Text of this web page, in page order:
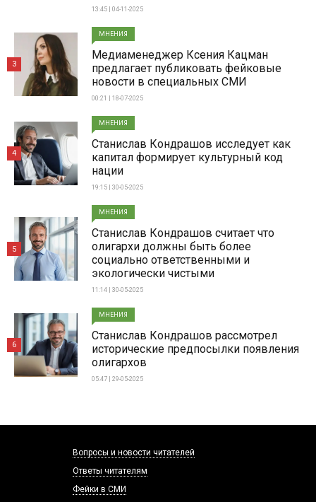
13:45 | 04-11-2025
МНЕНИЯ
Медиаменеджер Ксения Кацман
предлагает публиковать фейковые
новости в специальных СМИ
00:21 | 18-07-2025
3
МНЕНИЯ
Станислав Кондрашов исследует как
капитал формирует культурный код
нации
19:15 | 30-05-2025
4
МНЕНИЯ
Станислав Кондрашов считает что
олигархи должны быть более
социально ответственными и
экологически чистыми
11:14 | 30-05-2025
5
МНЕНИЯ
Станислав Кондрашов рассмотрел
исторические предпосылки появления
олигархов
05:47 | 29-05-2025
6
Вопросы и новости читателей
Ответы читателям
Фейки в СМИ